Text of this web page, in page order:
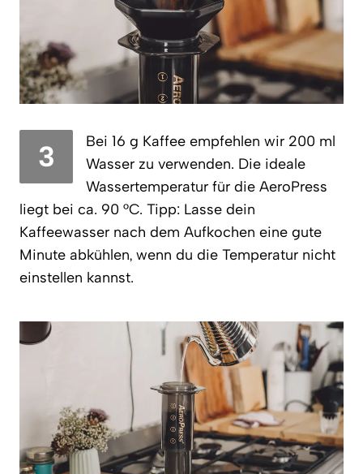
3
Bei 16 g Kaffee empfehlen wir 200 ml
Wasser zu verwenden. Die ideale
Wassertemperatur für die AeroPress
liegt bei ca. 90 °C. Tipp: Lasse dein
Kaffeewasser nach dem Aufkochen eine gute
Minute abkühlen, wenn du die Temperatur nicht
einstellen kannst.